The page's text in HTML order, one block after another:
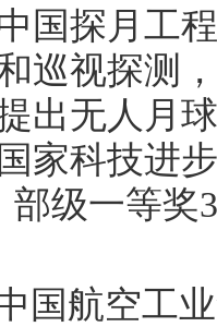
国探月工
巡视探测
出无人月
家科技进
部级一等奖
国航空工